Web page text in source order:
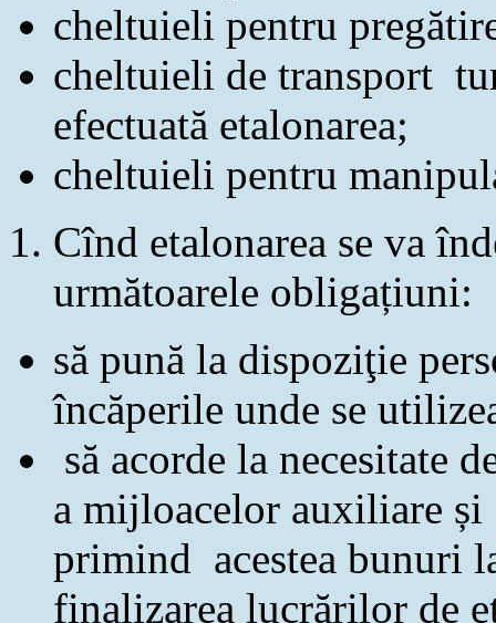
cheltuieli pentru
cheltuieli de transport
efectuată etalonarea;
cheltuieli pentru
Cînd etalonarea se va
următoarele obligațiuni:
să pună la dispoziţie
încăperile unde se
să acorde la necesitate
a mijloacelor auxiliare
primind acestea bunuri
finalizarea lucrărilor de